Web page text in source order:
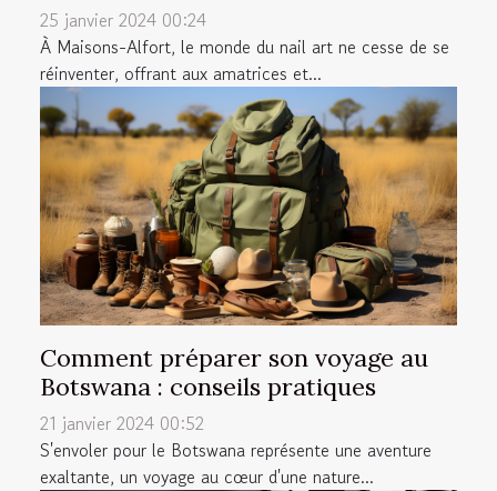
25 janvier 2024 00:24
À Maisons-Alfort, le monde du nail art ne cesse de se
réinventer, offrant aux amatrices et...
Comment préparer son voyage au
Botswana : conseils pratiques
21 janvier 2024 00:52
S'envoler pour le Botswana représente une aventure
exaltante, un voyage au cœur d'une nature...